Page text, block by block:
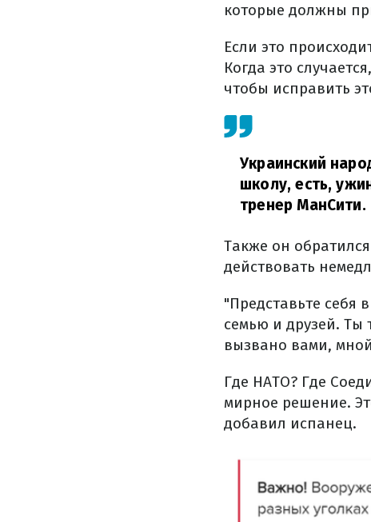
которые должны
Если это
Когда это
чтобы исправить
Украинский
школу, есть,
тренер МанСити.
Также он
действовать
"Представьте себя
семью и друзей. Ты
вызвано вами,
Где НАТО? Где
мирное решение.
добавил испанец.